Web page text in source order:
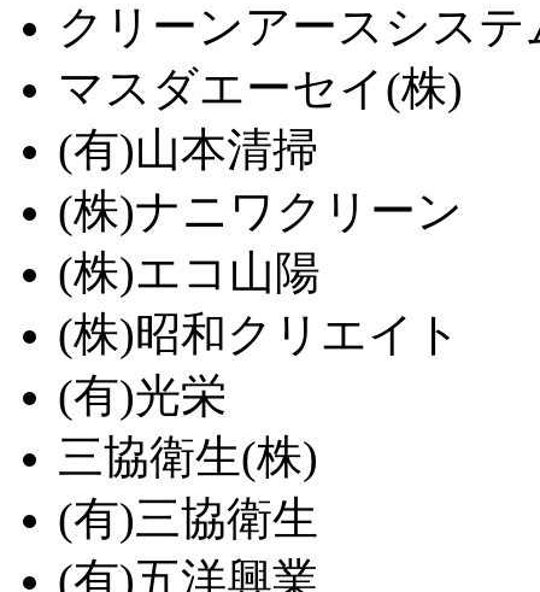
クリーンアースシステ
マスダエーセイ(株)
(有)山本清掃
(株)ナニワクリーン
(株)エコ山陽
(株)昭和クリエイト
(有)光栄
三協衛生(株)
(有)三協衛生
(有)五洋興業